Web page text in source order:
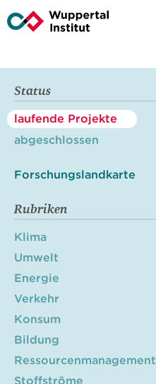
Status
laufende Projekte
abgeschlossen
Forschungslandkarte
Rubriken
Klima
Umwelt
Energie
Verkehr
Konsum
Bildung
Ressourcenmanagement
Stoffströme